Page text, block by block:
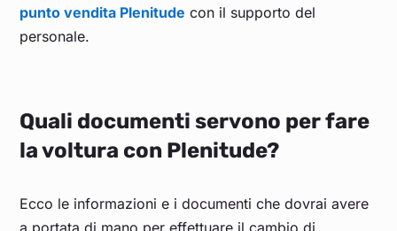
punto vendita Plenitude con il supporto del
personale.
Quali documenti servono per fare
la voltura con Plenitude?
Ecco le informazioni e i documenti che dovrai avere